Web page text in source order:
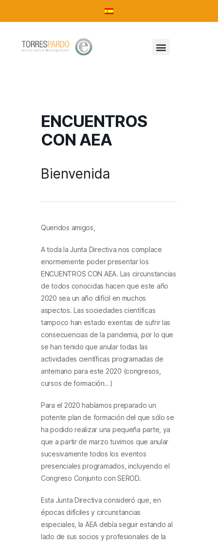
ENCUENTROS
CON AEA
Bienvenida
Queridos amigos,
A toda la Junta Directiva nos complace
enormemente poder presentar los
ENCUENTROS CON AEA. Las circunstancias
de todos conocidas hacen que este año
2020 sea un año difícil en muchos
aspectos. Las sociedades científicas
tampoco han estado exentas de sufrir las
consecuencias de la pandemia, por lo que
se han tenido que anular todas las
actividades científicas programadas de
antemano para este 2020 (congresos,
cursos de formación…)
Para el 2020 habíamos preparado un
potente plan de formación del que sólo se
ha podido realizar una pequeña parte, ya
que a partir de marzo tuvimos que anular
sucesivamente todos los eventos
presenciales programados, incluyendo el
Congreso Conjunto con SEROD.
Esta Junta Directiva consideró que, en
épocas difíciles y circunstancias
especiales, la AEA debía seguir estando al
lado de sus socios y profesionales de la